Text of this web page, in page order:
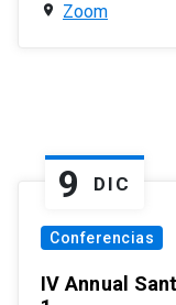
Zoom
9 DIC
Conferencias
IV Annual